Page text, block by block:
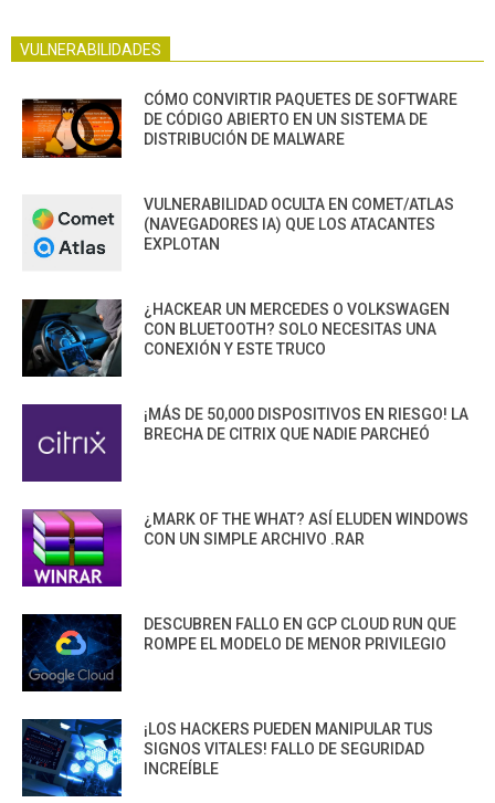
VULNERABILIDADES
CÓMO CONVIRTIR PAQUETES DE SOFTWARE
DE CÓDIGO ABIERTO EN UN SISTEMA DE
DISTRIBUCIÓN DE MALWARE
VULNERABILIDAD OCULTA EN COMET/ATLAS
(NAVEGADORES IA) QUE LOS ATACANTES
EXPLOTAN
¿HACKEAR UN MERCEDES O VOLKSWAGEN
CON BLUETOOTH? SOLO NECESITAS UNA
CONEXIÓN Y ESTE TRUCO
¡MÁS DE 50,000 DISPOSITIVOS EN RIESGO! LA
BRECHA DE CITRIX QUE NADIE PARCHEÓ
¿MARK OF THE WHAT? ASÍ ELUDEN WINDOWS
CON UN SIMPLE ARCHIVO .RAR
DESCUBREN FALLO EN GCP CLOUD RUN QUE
ROMPE EL MODELO DE MENOR PRIVILEGIO
¡LOS HACKERS PUEDEN MANIPULAR TUS
SIGNOS VITALES! FALLO DE SEGURIDAD
INCREÍBLE